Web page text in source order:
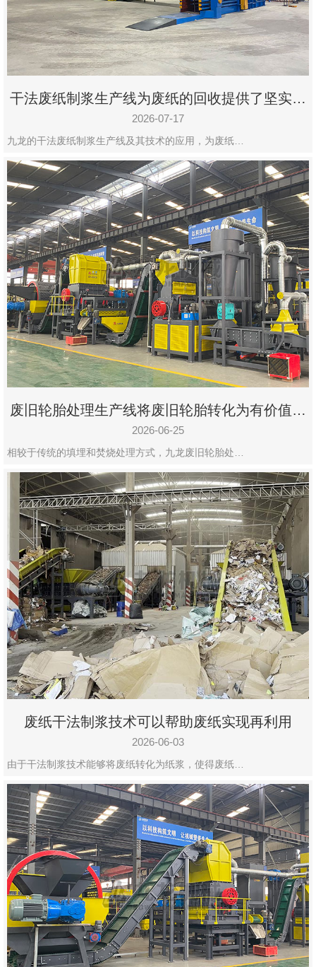
号-1
干法废纸制浆生产线为废纸的回收提供了坚实的
保障
2026-07-17
九龙的干法废纸制浆生产线及其技术的应用，为废纸…
废旧轮胎处理生产线将废旧轮胎转化为有价值的
资源
2026-06-25
相较于传统的填埋和焚烧处理方式，九龙废旧轮胎处…
废纸干法制浆技术可以帮助废纸实现再利用
2026-06-03
由于干法制浆技术能够将废纸转化为纸浆，使得废纸…